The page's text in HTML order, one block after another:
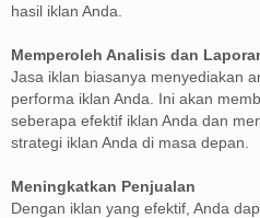
hasil iklan Anda.
Memperoleh Analisis dan
Jasa iklan biasanya menyediakan
performa iklan Anda. Ini akan
seberapa efektif iklan Anda dan
strategi iklan Anda di masa depan.
Meningkatkan Penjualan
Dengan iklan yang efektif, Anda